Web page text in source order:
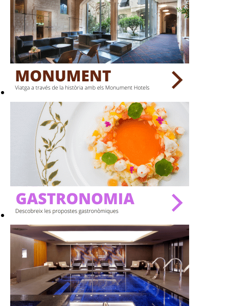
HOTELS
TERRASSES
BARS
SPAS
RESTAURANTS
SALES
Activitats
On?